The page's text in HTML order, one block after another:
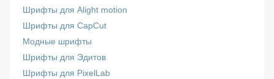
Шрифты для Alight motion
Шрифты для CapCut
Модные шрифты
Шрифты для Эдитов
Шрифты для PixelLab